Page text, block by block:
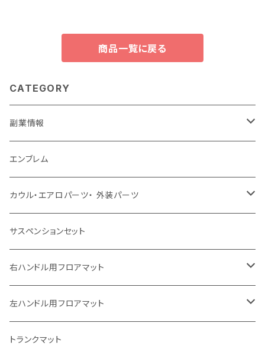
商品一覧に戻る
CATEGORY
副業情報
せどり
古着系
コンテンツビジネス
エンブレム
カウル・エアロパーツ・ 外装パーツ
ホンダ
ヤマハ
スズキ
カワサキ
サスペンションセット
右ハンドル用フロアマット
トヨタ
日産
左ハンドル用フロアマット
トヨタ
トランクマット